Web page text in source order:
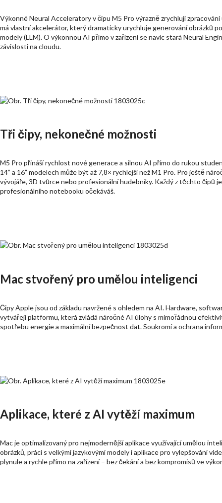
Výkonné Neural Acceleratory v čipu M5 Pro výrazně zrychlují
má vlastní akcelerátor, který dramaticky urychluje generování obrázků
modely (LLM). O výkonnou AI přímo v zařízení se navíc stará Neural
závislosti na cloudu.
Tři čipy, nekonečné možnosti
M5 Pro přináší rychlost nové generace a silnou AI přímo do rukou
14” a 16” modelech může být až 7,8× rychlejší než M1 Pro. Pro ještě
vývojáře, 3D tvůrce nebo profesionální hudebníky. Každý z těchto čipů
profesionálního notebooku očekáváš.
Mac stvořený pro umělou inteligenci
Čipy Apple jsou od základu navržené s ohledem na AI. Hardware,
vytvářejí platformu, která zvládá náročné AI úlohy s mimořádnou
spotřebu energie a maximální bezpečnost dat. Soukromí a ochrana
Aplikace, které z AI vytěží maximum
Mac je optimalizovaný pro nejmodernější aplikace využívající umělou
obrázků, práci s velkými jazykovými modely i aplikace pro vylepšování
plynule a rychle přímo na zařízení – bez čekání a bez kompromisů ve